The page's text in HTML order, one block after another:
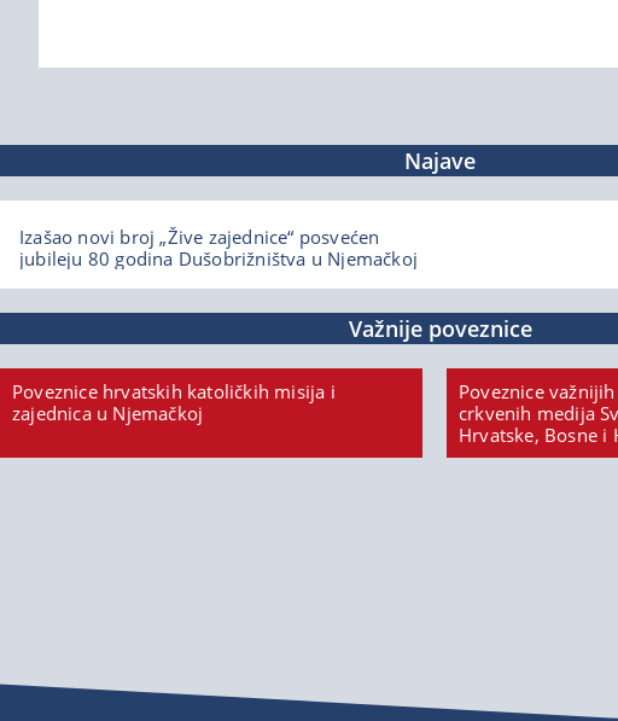
Najave
Izašao novi broj „Žive zajednice“ posvećen
jubileju 80 godina Dušobrižništva u Njemačkoj
Važnije poveznice
Poveznice hrvatskih katoličkih misija i
zajednica u Njemačkoj
Poveznice
crkvenih medija
Hrvatske, Bosne i